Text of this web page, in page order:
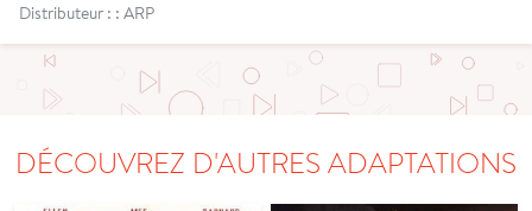
Distributeur : : ARP
DÉCOUVREZ D'AUTRES ADAPTATIONS